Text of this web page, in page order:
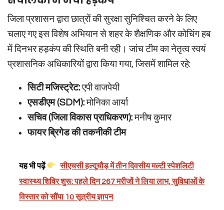
जिला प्रशासन द्वारा छात्रों की सुरक्षा सुनिश्चित करने के लिए
चलाए गए इस विशेष अभियान से शहर के शैक्षणिक और कोचिंग हब
में दिनभर हड़कंप की स्थिति बनी रही। जांच टीम का नेतृत्व स्वयं
प्रशासनिक अधिकारियों द्वारा किया गया, जिसमें शामिल रहे:
सिटी मजिस्ट्रेट:एपी वाजपेयी
एसडीएम (SDM):मोनिका आर्या
सचिव (जिला विकास प्राधिकरण):मनीष कुमार
फायर ब्रिगेड की तकनीकी टीम
यह भी पढ़ें
सीएचसी हल्दूचौड़ में तीन दिवसीय मल्टी स्पेशलिटी
स्वास्थ्य शिविर शुरू: पहले दिन 267 मरीजों ने लिया लाभ, सुविधाओं के
विस्तार को सौंपा 10 सूत्रीय ज्ञापन